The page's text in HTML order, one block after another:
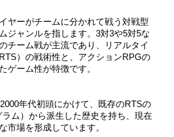
ヤーがチームに分かれて戦う対戦型
ジャンルを指します。3対3や5対5な
チーム戦が主流であり、リアルタイ
）の戦術性と、アクションRPGの
ゲーム性が特徴です。
年代初頭にかけて、既存のRTSの
ム）から派生した歴史を持ち、現在
市場を形成しています。